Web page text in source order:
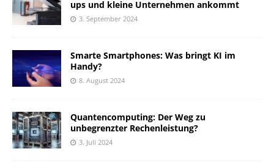
ups und kleine Unternehmen ankommt
3. September 2024
Smarte Smartphones: Was bringt KI im
Handy?
8. August 2024
Quantencomputing: Der Weg zu
unbegrenzter Rechenleistung?
3. Juli 2024